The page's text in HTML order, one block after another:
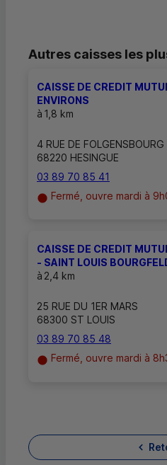
Autres caisses les
CAISSE DE CREDIT
ENVIRONS
à 1,8 km
4 RUE DE FOLGENSBOURG
68220 HESINGUE
03 89 70 85 41
Fermé, ouvre mardi à
CAISSE DE CREDIT
- SAINT LOUIS
à 2,4 km
25 RUE DU 1ER MARS
68300 ST LOUIS
03 89 70 85 48
Fermé, ouvre mardi à